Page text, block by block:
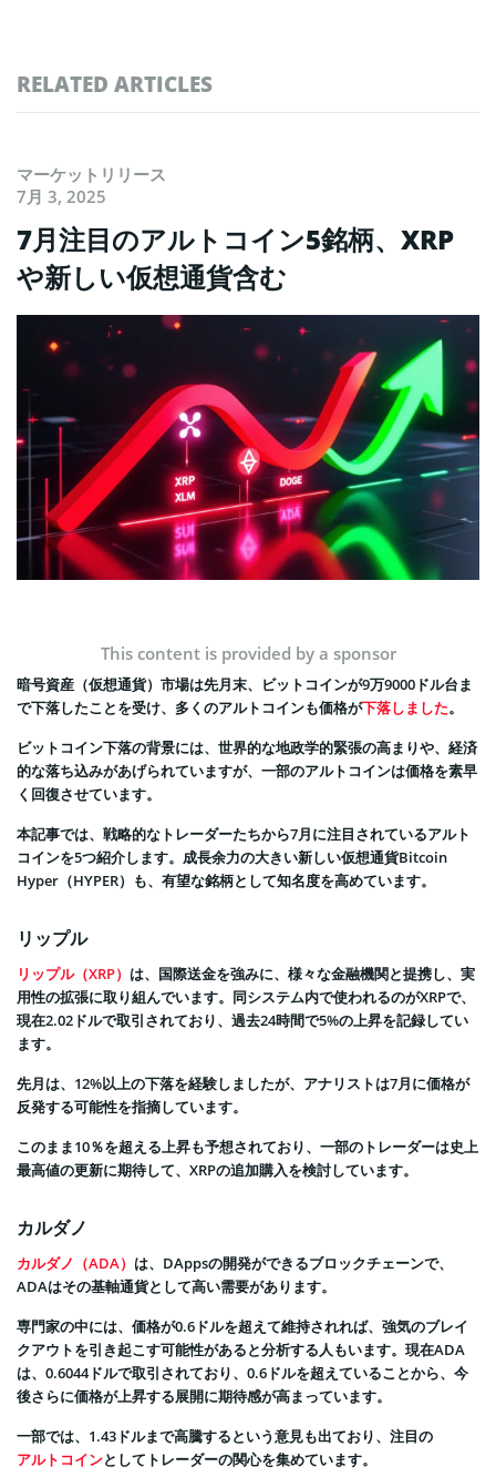
RELATED ARTICLES
マーケットリリース
7月 3, 2025
7月注目のアルトコイン5銘柄、XRP
や新しい仮想通貨含む
This content is provided by a sponsor
暗号資産（仮想通貨）市場は先月末、ビットコインが9万9000ドル台ま
で下落したことを受け、多くのアルトコインも価格が下落しました。
ビットコイン下落の背景には、世界的な地政学的緊張の高まりや、経済
的な落ち込みがあげられていますが、一部のアルトコインは価格を素早
く回復させています。
本記事では、戦略的なトレーダーたちから7月に注目されているアルト
コインを5つ紹介します。成長余力の大きい新しい仮想通貨Bitcoin
Hyper（HYPER）も、有望な銘柄として知名度を高めています。
リップル
リップル（XRP） は、国際送金を強みに、様々な金融機関と提携し、実
用性の拡張に取り組んでいます。同システム内で使われるのがXRPで、
現在2.02ドルで取引されており、過去24時間で5%の上昇を記録してい
ます。
先月は、12%以上の下落を経験しましたが、アナリストは7月に価格が
反発する可能性を指摘しています。
このまま10％を超える上昇も予想されており、一部のトレーダーは史上
最高値の更新に期待して、XRPの追加購入を検討しています。
カルダノ
カルダノ（ADA） は、DAppsの開発ができるブロックチェーンで、
ADAはその基軸通貨として高い需要があります。
専門家の中には、価格が0.6ドルを超えて維持されれば、強気のブレイ
クアウトを引き起こす可能性があると分析する人もいます。現在ADA
は、0.6044ドルで取引されており、0.6ドルを超えていることから、今
後さらに価格が上昇する展開に期待感が高まっています。
一部では、1.43ドルまで高騰するという意見も出ており、注目の
アルトコインとしてトレーダーの関心を集めています。